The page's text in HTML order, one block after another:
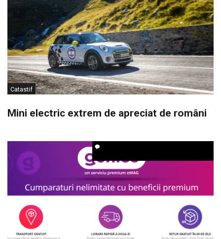
Catastif
Mini electric extrem de apreciat de români